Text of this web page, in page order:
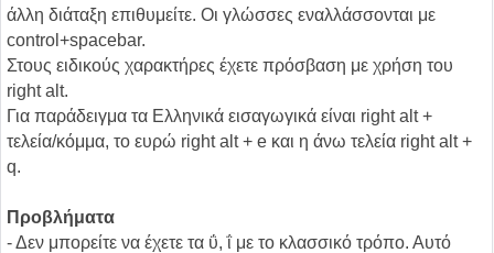
άλλη διάταξη επιθυμείτε. Οι γλώσσες εναλλάσσονται με
control+spacebar.
Στους ειδικούς χαρακτήρες έχετε πρόσβαση με χρήση του
right alt.
Για παράδειγμα τα Ελληνικά εισαγωγικά είναι right alt +
τελεία/κόμμα, το ευρώ right alt + e και η άνω τελεία right alt +
q.
Προβλήματα
- Δεν μπορείτε να έχετε τα ΰ, ΐ με το κλασσικό τρόπο. Αυτό